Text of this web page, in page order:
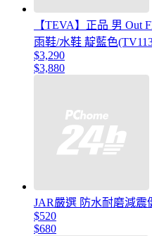
【TEVA】正品 男 Out
雨鞋/水鞋 靛藍色
$3,290
$3,880
JAR嚴選 防水耐磨減震
$520
$680